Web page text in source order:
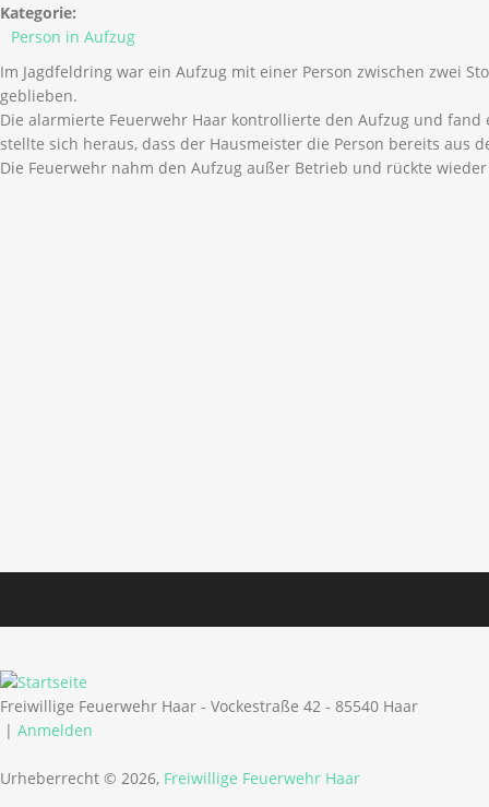
Kategorie:
Person in Aufzug
Im Jagdfeldring war ein Aufzug mit einer Person zwischen zwei
geblieben.
Die alarmierte Feuerwehr Haar kontrollierte den Aufzug und fand
stellte sich heraus, dass der Hausmeister die Person bereits aus
Die Feuerwehr nahm den Aufzug außer Betrieb und rückte
Freiwillige Feuerwehr Haar - Vockestraße 42 - 85540 Haar
| Anmelden
Urheberrecht © 2026, Freiwillige Feuerwehr Haar